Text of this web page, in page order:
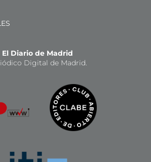
El Diario de Madrid
Digital de Madrid.